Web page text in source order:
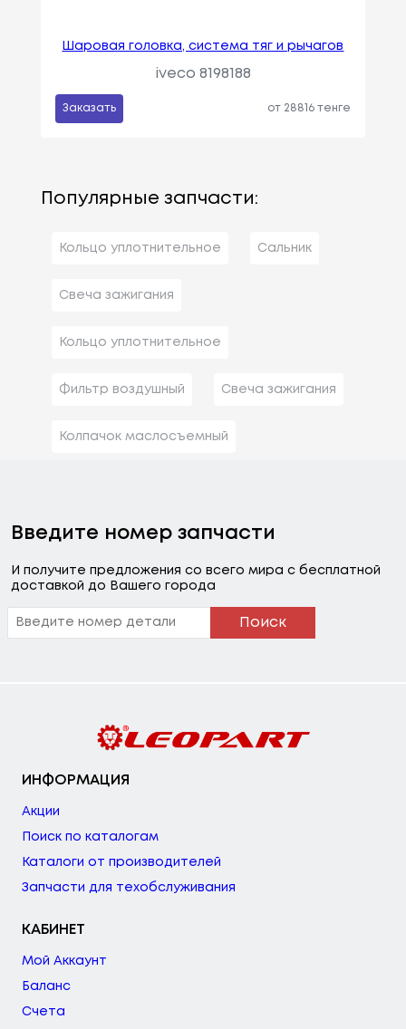
Шаровая головка, система тяг и рычагов
iveco 8198188
Заказать от 28816 тенге
Популярные запчасти:
Кольцо уплотнительное Сальник
Свеча зажигания
Кольцо уплотнительное
Фильтр воздушный Свеча зажигания
Колпачок маслосъемный
Введите номер запчасти
И получите предложения со всего мира с бесплатной
доставкой до Вашего города
Поиск
ИНФОРМАЦИЯ
Акции
Поиск по каталогам
Каталоги от производителей
Запчасти для техобслуживания
КАБИНЕТ
Мой Аккаунт
Баланс
Счета